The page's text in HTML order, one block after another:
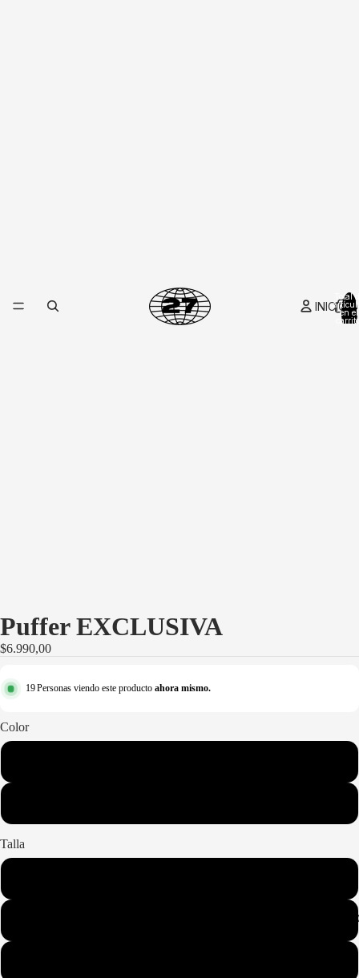
INICIO
MÁS
Total
en el
Puffer EXCLUSIVA
$6.990,00
19Personas viendo este productoahora mismo.
Color
Talla